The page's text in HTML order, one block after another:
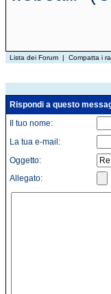
Lista dei Forum | Compatta i
Rispondi a questo
Il tuo nome:
La tua e-mail:
Oggetto:
Allegato: